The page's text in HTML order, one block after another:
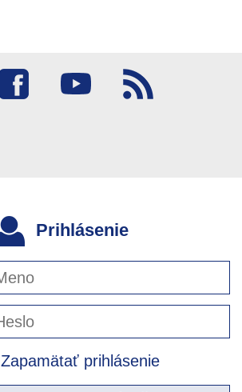
Prihlásenie
Zapamätať prihlásenie